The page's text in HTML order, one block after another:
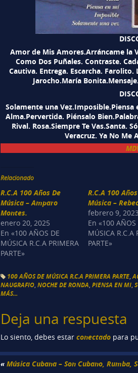
Amor de Mis Amores.Arráncame la
Como Dos Puñales. Contraste.
Cautiva. Entrega. Escarcha.
Jarocho.María
Solamente una
Alma.Pervertida. Piénsalo
Rival. Rosa.Siempre Te Vas.Santa.
Veracruz. Ya No Me
Relacionado
R.C.A 100 Años De
Música – Amparo
Montes.
enero 20, 2025
En «100 AÑOS DE
MÚSICA R.C.A PRIMERA
PARTE»
R.C.A 100
Música –
febrero 9, 2023
En «100 AÑOS
MÚSICA R.C.A
PARTE»
100 AÑOS DE MÚSICA R.C.A PRIMERA PARTE ,
NAUGRAFIO ,NOCHE DE RONDA ,PIENSA EN MI ,
MÁS...
Deja una respuesta
Lo siento, debes estarconectado para
«Música Cubana – Son Cubano, Rumba,